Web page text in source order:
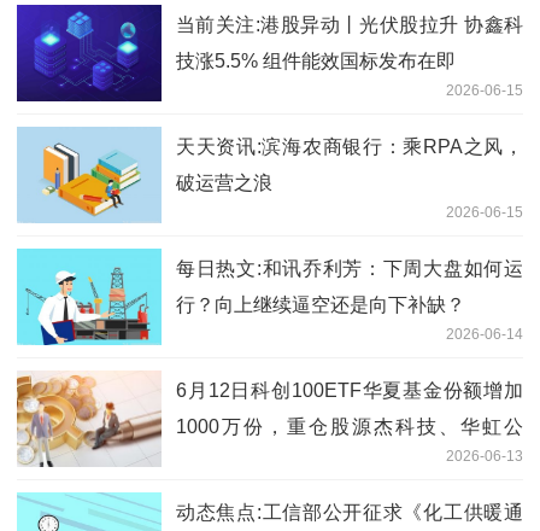
当前关注:港股异动丨光伏股拉升 协鑫科
技涨5.5% 组件能效国标发布在即
2026-06-15
天天资讯:滨海农商银行：乘RPA之风，
破运营之浪
2026-06-15
每日热文:和讯乔利芳：下周大盘如何运
行？向上继续逼空还是向下补缺？
2026-06-14
6月12日科创100ETF华夏基金份额增加
1000万份，重仓股源杰科技、华虹公
2026-06-13
动态焦点:工信部公开征求《化工供暖通